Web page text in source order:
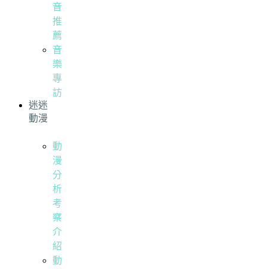
音
推
薦
音
樂
專
訪
迷迷
動漫
動
漫
分
析
考
察
介
紹
動